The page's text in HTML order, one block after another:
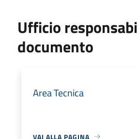
Ufficio
documento
Area Tecnica
VAI ALLA PAGINA